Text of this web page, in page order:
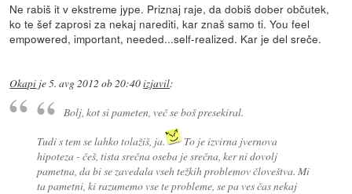
Ne rabiš it v ekstreme jype. Priznaj raje, da dobiš dober občutek,
ko te šef zaprosi za nekaj narediti, kar znaš samo ti. You feel
empowered, important, needed...self-realized. Kar je del sreče.
Okapi je5. avg 2012 ob 20:40izjavil:
Bolj, kot si pameten, več se boš presekiral.
Tudi s tem se lahko tolažiš, ja.
To je izvirna jvernova
hipoteza - češ, tista srečna oseba je srečna, ker ni dovolj
pametna, da bi se zavedala vseh težkih problemov človeštva. Mi
ta pametni, ki razumemo vse te probleme, se pa ves čas nekaj